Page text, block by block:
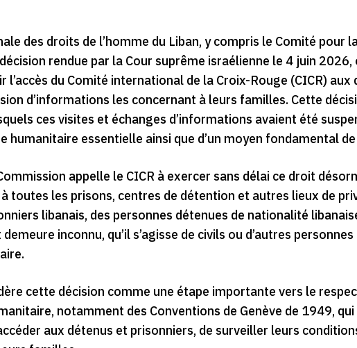
des droits de l’homme du Liban, y compris le Comité pour
rendue par la Cour suprême israélienne le 4 juin
l’accès du Comité international de la Croix-Rouge (CICR)
d’informations les concernant à leurs familles. Cette
ces visites et échanges d’informations avaient été
humanitaire essentielle ainsi que d’un moyen fondamental
appelle le CICR à exercer sans délai ce droit
à toutes les prisons, centres de détention et autres lieux de
libanais, des personnes détenues de nationalité
inconnu, qu’il s’agisse de civils ou d’autres
cette décision comme une étape importante vers le
notamment des Conventions de Genève de 1949,
aux détenus et prisonniers, de surveiller leurs